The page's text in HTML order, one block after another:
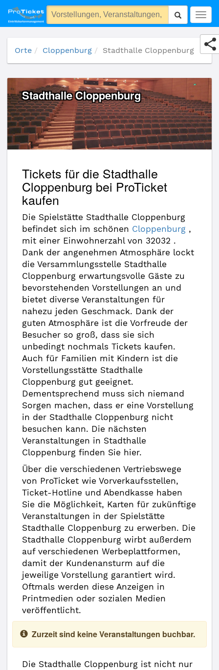
Stadthalle Cloppenburg
Orte Cloppenburg Stadthalle Cloppenburg
Stadthalle Cloppenburg
Tickets für die Stadthalle
Cloppenburg bei ProTicket
kaufen
Die Spielstätte Stadthalle Cloppenburg
befindet sich im schönen Cloppenburg ,
mit einer Einwohnerzahl von 32032 .
Dank der angenehmen Atmosphäre lockt
die Versammlungsstelle Stadthalle
Cloppenburg erwartungsvolle Gäste zu
bevorstehenden Vorstellungen an und
bietet diverse Veranstaltungen für
nahezu jeden Geschmack. Dank der
guten Atmosphäre ist die Vorfreude der
Besucher so groß, dass sie sich
unbedingt nochmals Tickets kaufen.
Auch für Familien mit Kindern ist die
Vorstellungsstätte Stadthalle
Cloppenburg gut geeignet.
Dementsprechend muss sich niemand
Sorgen machen, dass er eine Vorstellung
in der Stadthalle Cloppenburg nicht
besuchen kann. Die nächsten
Veranstaltungen in Stadthalle
Cloppenburg finden Sie hier.
Über die verschiedenen Vertriebswege
von ProTicket wie Vorverkaufsstellen,
Ticket-Hotline und Abendkasse haben
Sie die Möglichkeit, Karten für zukünftige
Veranstaltungen in der Spielstätte
Stadthalle Cloppenburg zu erwerben. Die
Stadthalle Cloppenburg wirbt außerdem
auf verschiedenen Werbeplattformen,
damit der Kundenansturm auf die
jeweilige Vorstellung garantiert wird.
Oftmals werden diese Anzeigen in
Printmedien oder sozialen Medien
veröffentlicht.
Zurzeit sind keine Veranstaltungen buchbar.
Die Stadthalle Cloppenburg ist nicht nur